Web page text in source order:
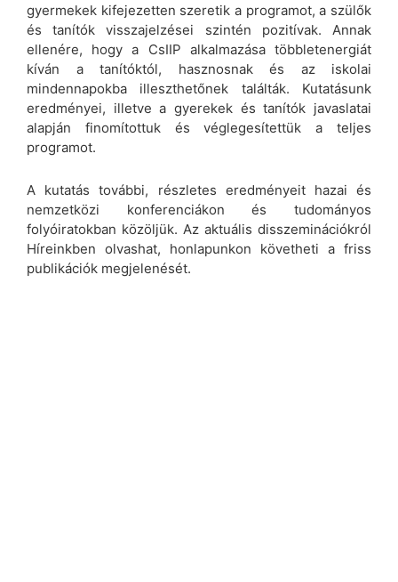
gyermekek kifejezetten szeretik a programot, a szülők
és tanítók visszajelzései szintén pozitívak. Annak
ellenére, hogy a CsIIP alkalmazása többletenergiát
kíván a tanítóktól, hasznosnak és az iskolai
mindennapokba illeszthetőnek találták. Kutatásunk
eredményei, illetve a gyerekek és tanítók javaslatai
alapján finomítottuk és véglegesítettük a teljes
programot.
A kutatás további, részletes eredményeit hazai és
nemzetközi konferenciákon és tudományos
folyóiratokban közöljük. Az aktuális disszeminációkról
Híreinkben olvashat, honlapunkon követheti a friss
publikációk megjelenését.